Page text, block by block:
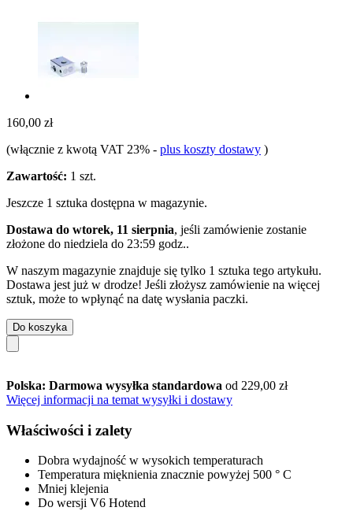
160,00 zł
(włącznie z kwotą VAT 23% - plus koszty dostawy )
Zawartość: 1 szt.
Jeszcze 1 sztuka dostępna w magazynie.
Dostawa do wtorek, 11 sierpnia, jeśli zamówienie zostanie
złożone do niedziela do 23:59 godz..
W naszym magazynie znajduje się tylko 1 sztuka tego artykułu.
Dostawa jest już w drodze! Jeśli złożysz zamówienie na więcej
sztuk, może to wpłynąć na datę wysłania paczki.
Do koszyka
Polska: Darmowa wysyłka standardowa od 229,00 zł
Więcej informacji na temat wysyłki i dostawy
Właściwości i zalety
Dobra wydajność w wysokich temperaturach
Temperatura mięknienia znacznie powyżej 500 ° C
Mniej klejenia
Do wersji V6 Hotend